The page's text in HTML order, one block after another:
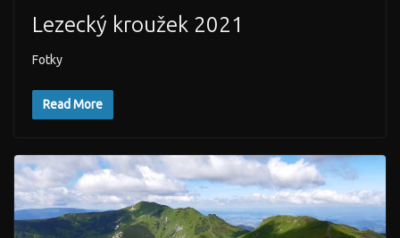
Lezecký kroužek 2021
Fotky
Read More